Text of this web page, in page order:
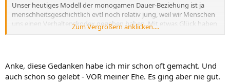
Unser heutiges Modell der monogamen Dauer-Beziehung ist ja
menschheitsgeschichtlich evtl noch relativ jung, weil wir Menschen
uns einen Verhaltenskodex gegeben haben. Mit etwas Glück haben
wir bei heutiger Lebenserwartung dann durchaus 50 gemeinsame
Begegnungen, die evtl in einer Beziehung/Affäre münden, letztlich
auch einfach bedeuten, etwas zu verschenken, ohne einem anderen
Zum Vergrößern anklicken....
Anke, diese Gedanken habe ich mir schon oft gemacht. Und
auch schon so gelebt - VOR meiner Ehe. Es ging aber nie gut.